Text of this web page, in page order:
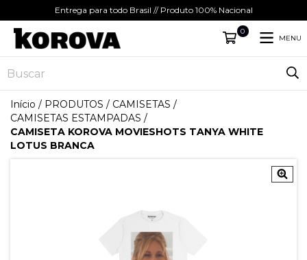
Entrega para todo Brasil // Produto 100% Nacional
0
MENU
Início / PRODUTOS / CAMISETAS /
CAMISETAS ESTAMPADAS /
CAMISETA KOROVA MOVIESHOTS TANYA WHITE
LOTUS BRANCA